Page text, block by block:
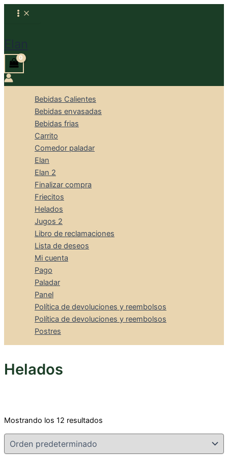
Bebidas Calientes
Bebidas envasadas
Bebidas frias
Carrito
Comedor paladar
Elan
Elan 2
Finalizar compra
Friecitos
Helados
Jugos 2
Libro de reclamaciones
Lista de deseos
Mi cuenta
Pago
Paladar
Panel
Política de devoluciones y reembolsos
Política de devoluciones y reembolsos
Postres
Helados
Mostrando los 12 resultados